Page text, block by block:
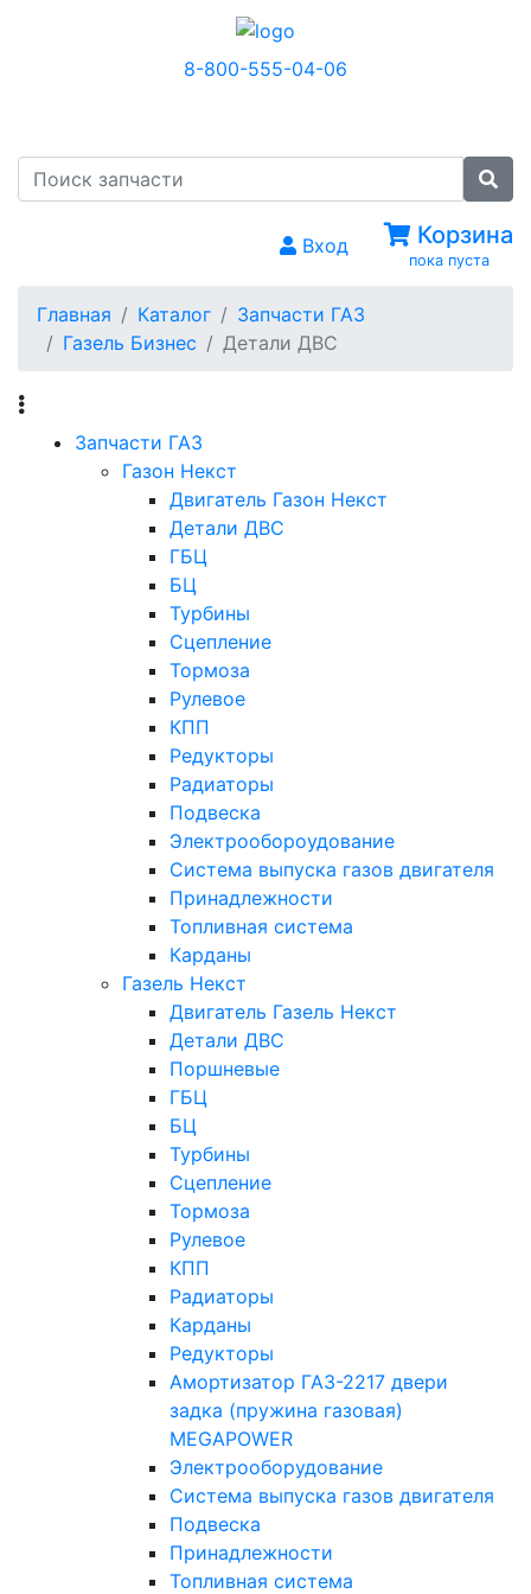
8-800-555-04-06
Вход Корзина
пока пуста
Главная Каталог
Запчасти ГАЗ
Газель Бизнес
Детали ДВС
Запчасти ГАЗ
Газон Некст
Двигатель Газон Некст
Детали ДВС
ГБЦ
БЦ
Турбины
Сцепление
Тормоза
Рулевое
КПП
Редукторы
Радиаторы
Подвеска
Электрообороудование
Система выпуска газов двигателя
Принадлежности
Топливная система
Карданы
Газель Некст
Двигатель Газель Некст
Детали ДВС
Поршневые
ГБЦ
БЦ
Турбины
Сцепление
Тормоза
Рулевое
КПП
Радиаторы
Карданы
Редукторы
Амортизатор ГАЗ-2217 двери
задка (пружина газовая)
MEGAPOWER
Электрооборудование
Система выпуска газов двигателя
Подвеска
Принадлежности
Топливная система